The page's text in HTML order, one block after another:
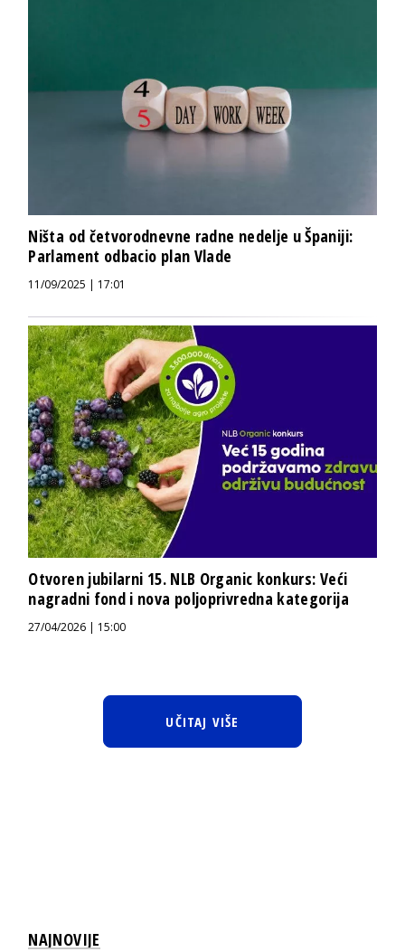
Ništa od četvorodnevne radne nedelje u Španiji:
Parlament odbacio plan Vlade
11/09/2025 | 17:01
Otvoren jubilarni 15. NLB Organic konkurs: Veći
nagradni fond i nova poljoprivredna kategorija
27/04/2026 | 15:00
UČITAJ VIŠE
NAJNOVIJE